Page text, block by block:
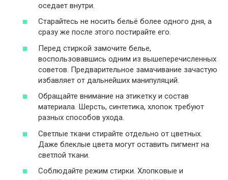
оседает внутри.
Старайтесь не носить бельё более одного дня, а
сразу же после этого постирайте его.
Перед стиркой замочите белье,
воспользовавшись одним из вышеперечисленных
советов. Предварительное замачивание зачастую
избавляет от дальнейших манипуляций.
Обращайте внимание на этикетку и состав
материала. Шерсть, синтетика, хлопок требуют
разных способов ухода.
Светлые ткани стирайте отдельно от цветных.
Даже блеклые цвета могут оставить пигмент на
светлой ткани.
Соблюдайте режим стирки. Хлопковые и